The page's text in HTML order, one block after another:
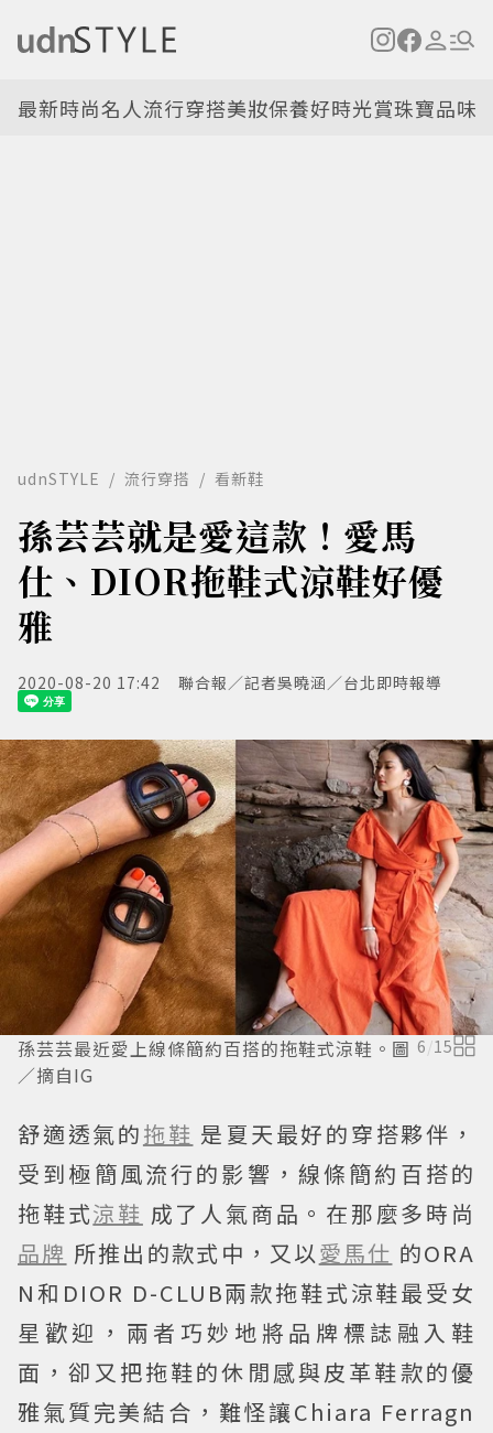
最新時尚名人流行穿搭美妝保養好時光賞珠寶品味
udnSTYLE 流行穿搭 看新鞋
孫芸芸就是愛這款！愛馬
仕、DIOR拖鞋式涼鞋好優
雅
2020-08-20 17:42 聯合報／記者吳曉涵／台北即時報導
孫芸芸最近愛上線條簡約百搭的拖鞋式涼鞋。圖
／摘自IG
6/15
舒適透氣的拖鞋 是夏天最好的穿搭夥伴，
受到極簡風流行的影響，線條簡約百搭的
拖鞋式涼鞋 成了人氣商品。在那麼多時尚
品牌 所推出的款式中，又以愛馬仕 的ORA
N和DIOR D-CLUB兩款拖鞋式涼鞋最受女
星歡迎，兩者巧妙地將品牌標誌融入鞋
面，卻又把拖鞋的休閒感與皮革鞋款的優
雅氣質完美結合，難怪讓Chiara Ferragn